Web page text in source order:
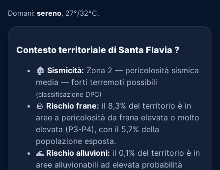
Domani: sereno, 27°/32°C.
Contesto territoriale di Santa Flavia ?
🏚️ Sismicità: Zona 2 — pericolosità sismica
media — forti terremoti possibili
(classificazione DPC)
🪨 Rischio frane: il 8,3% del territorio è in
aree a pericolosità da frana elevata o molto
elevata (P3-P4), con il 5,7% della
popolazione esposta.
🌊 Rischio alluvioni: il 0,1% del territorio è in
aree alluvionabili ad elevata probabilità